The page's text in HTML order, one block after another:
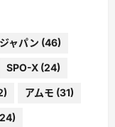
ャパン (46)
SPO-X (24)
アムモ (31)